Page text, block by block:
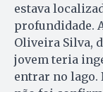
estava
profundidade.
Oliveira Silva,
jovem teria
entrar no lago.